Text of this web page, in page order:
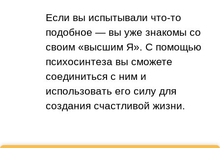
Если вы испытывали что-то
подобное — вы уже знакомы со
своим «высшим Я». С помощью
психосинтеза вы сможете
соединиться с ним и
использовать его силу для
создания счастливой жизни.